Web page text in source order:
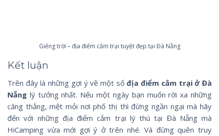
Giếng trời – địa điểm cắm trại tuyệt đẹp tại Đà Nẵng
Kết luận
Trên đây là những gợi ý về một sốđịa điểm cắm trại ở Đà
Nẵng lý tưởng nhất. Nếu một ngày bạn muốn rời xa những
căng thẳng, mệt mỏi nơi phố thị thì đừng ngần ngại mà hãy
đến với những địa điểm cắm trại lý thú tại Đà Nẵng mà
HiCamping vừa mới gợi ý ở trên nhé. Và đừng quên truy